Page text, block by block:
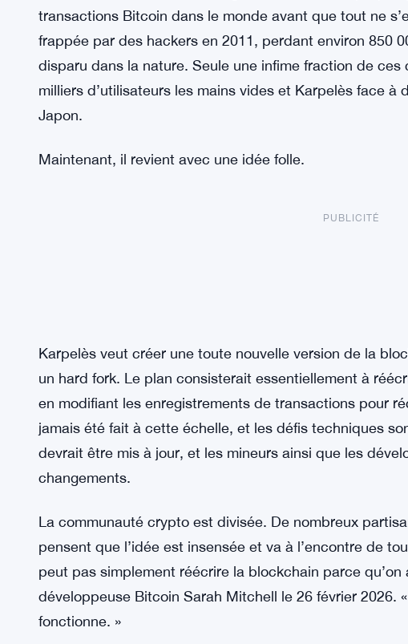
transactions Bitcoin dans le monde avant que tout ne
frappée par des hackers en 2011, perdant environ 850
disparu dans la nature. Seule une infime fraction de
milliers d’utilisateurs les mains vides et Karpelès face à
Japon.
Maintenant, il revient avec une idée folle.
PUBLICITÉ
Karpelès veut créer une toute nouvelle version de la
un hard fork. Le plan consisterait essentiellement à
en modifiant les enregistrements de transactions pour
jamais été fait à cette échelle, et les défis techniques
devrait être mis à jour, et les mineurs ainsi que les